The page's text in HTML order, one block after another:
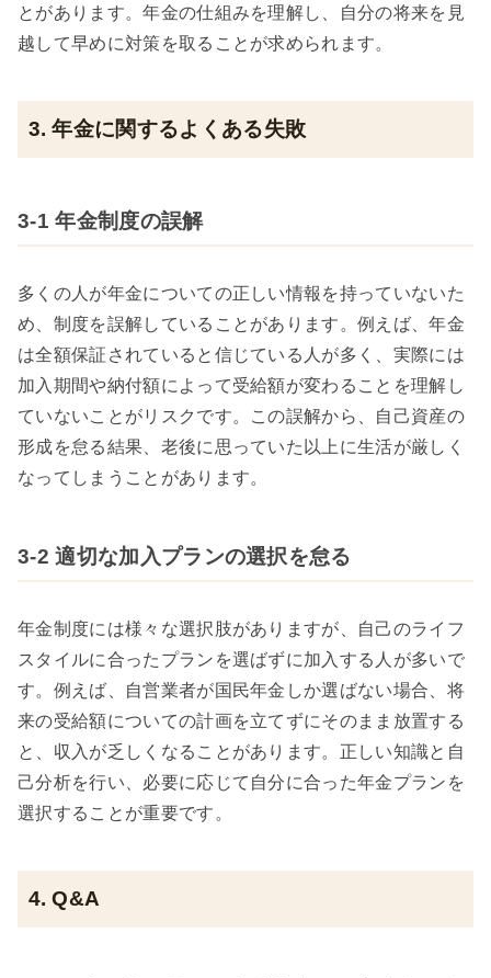
とがあります。年金の仕組みを理解し、自分の将来を見
越して早めに対策を取ることが求められます。
3. 年金に関するよくある失敗
3-1 年金制度の誤解
多くの人が年金についての正しい情報を持っていないた
め、制度を誤解していることがあります。例えば、年金
は全額保証されていると信じている人が多く、実際には
加入期間や納付額によって受給額が変わることを理解し
ていないことがリスクです。この誤解から、自己資産の
形成を怠る結果、老後に思っていた以上に生活が厳しく
なってしまうことがあります。
3-2 適切な加入プランの選択を怠る
年金制度には様々な選択肢がありますが、自己のライフ
スタイルに合ったプランを選ばずに加入する人が多いで
す。例えば、自営業者が国民年金しか選ばない場合、将
来の受給額についての計画を立てずにそのまま放置する
と、収入が乏しくなることがあります。正しい知識と自
己分析を行い、必要に応じて自分に合った年金プランを
選択することが重要です。
4. Q&A